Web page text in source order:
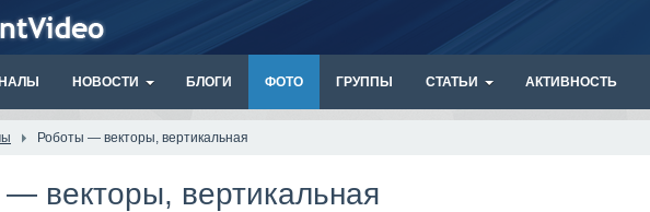
НОВОСТИ БЛОГИ ФОТО ГРУППЫ СТАТЬИ АКТИВНОСТЬ
Роботы — векторы, вертикальная
векторы, вертикальная